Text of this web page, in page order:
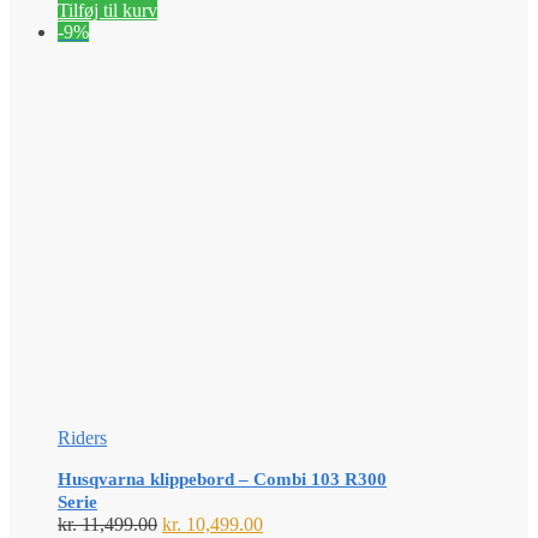
Tilføj til kurv
-9%
Riders
Husqvarna klippebord – Combi 103 R300
Serie
kr.11,499.00 Den
kr. 10,499.00Den